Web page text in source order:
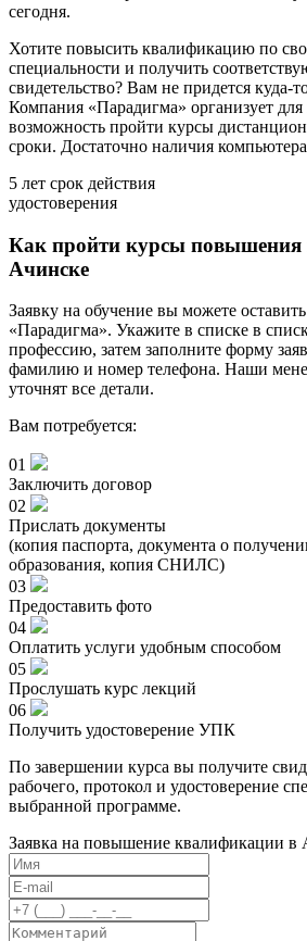
сегодня.
Хотите повысить квалификацию по
специальности и получить
свидетельство? Вам не придется куда-
Компания «Парадигма» организует
возможность пройти курсы
сроки. Достаточно наличия
5 лет срок действия
удостоверения
Как пройти курсы повышения
Ачинске
Заявку на обучение вы можете
«Парадигма». Укажите в списке в
профессию, затем заполните форму
фамилию и номер телефона. Наши
уточнят все детали.
Вам потребуется:
01
Заключить договор
02
Прислать документы
(копия паспорта, документа о
образования, копия СНИЛС)
03
Предоставить фото
04
Оплатить услуги удобным способом
05
Прослушать курс лекций
06
Получить удостоверение УПК
По завершении курса вы получите
рабочего, протокол и удостоверение
выбранной программе.
Заявка на повышение квалификации в